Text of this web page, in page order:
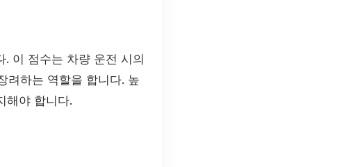
이 점수는 차량 운전 시의
려하는 역할을 합니다. 높
해야 합니다.